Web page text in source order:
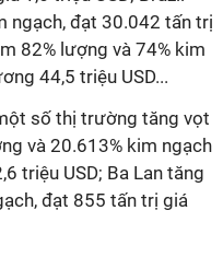
ngạch, đạt 30.042 tấn trị
82% lượng và 74% kim
44,5 triệu USD...
số thị trường tăng vọt
và 20.613% kim ngạch
triệu USD; Ba Lan tăng
đạt 855 tấn trị giá